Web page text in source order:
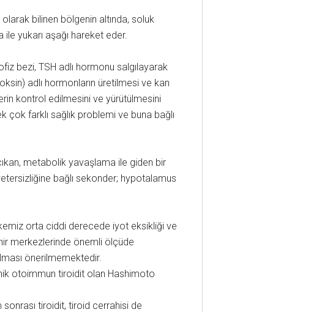
bilinen bölgenin altında, soluk
ile yukarı aşağı hareket eder.
bezi, TSH adlı hormonu salgılayarak
adlı hormonların üretilmesi ve kan
kontrol edilmesini ve yürütülmesini
farklı sağlık problemi ve buna bağlı
metabolik yavaşlama ile giden bir
bağlı sekonder; hypotalamus
orta ciddi derecede iyot eksikliği ve
merkezlerinde önemli ölçüde
önerilmemektedir.
otoimmun tiroidit olan Hashimoto
tiroidit, tiroid cerrahisi de